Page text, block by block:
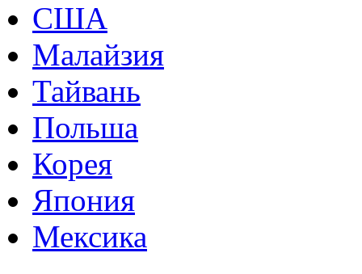
США
Малайзия
Тайвань
Польша
Корея
Япония
Мексика